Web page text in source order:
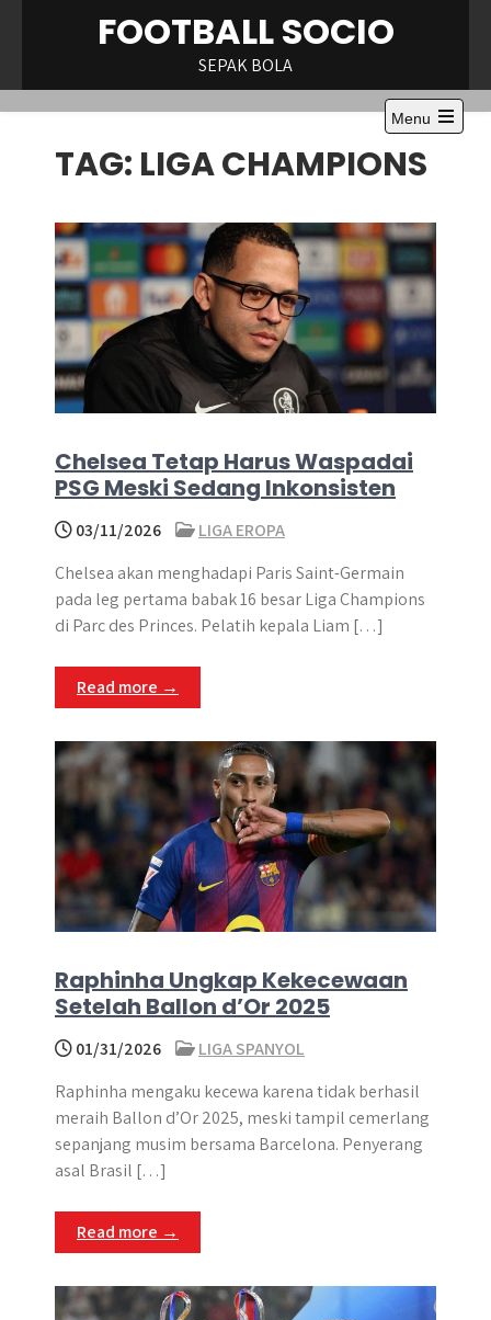
FOOTBALL SOCIO
SEPAK BOLA
Menu
Open
the
main
TAG: LIGA CHAMPIONS
Chelsea Tetap Harus Waspadai
PSG Meski Sedang Inkonsisten
03/11/2026
LIGA EROPA
Chelsea akan menghadapi Paris Saint-Germain
pada leg pertama babak 16 besar Liga Champions
di Parc des Princes. Pelatih kepala Liam […]
Read more →
Raphinha Ungkap Kekecewaan
Setelah Ballon d’Or 2025
01/31/2026
LIGA SPANYOL
Raphinha mengaku kecewa karena tidak berhasil
meraih Ballon d’Or 2025, meski tampil cemerlang
sepanjang musim bersama Barcelona. Penyerang
asal Brasil […]
Read more →